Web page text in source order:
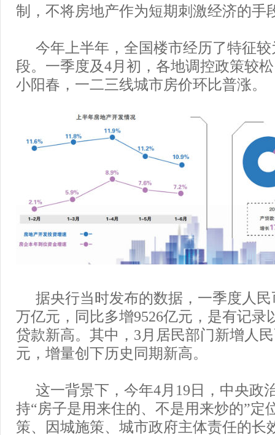
制，不将房地产作为短期刺激经济的手
今年上半年，全国楼市经历了特征
段。一季度及4月初，各地调控政策较
小阳春，一二三线城市房价环比普涨。
据央行当时发布的数据，一季度人民
万亿元，同比多增9526亿元，是有记录
贷款新高。其中，3月居民部门新增人
元，增量创下历史同期新高。
这一背景下，今年4月19日，中央政
持“房子是用来住的、不是用来炒的”定
策、因城施策、城市政府主体责任的长